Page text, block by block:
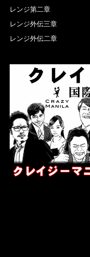
レンジ第二章
レンジ外伝三章
レンジ外伝二章